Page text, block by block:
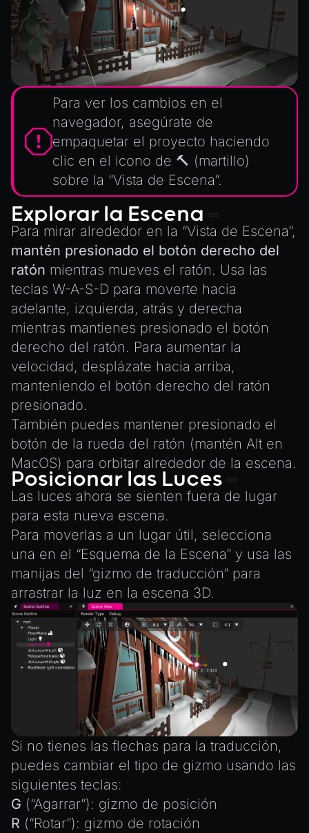
Para ver los cambios en el
navegador, asegúrate de
empaquetar el proyecto haciendo
clic en el icono de 🔨 (martillo)
sobre la “Vista de Escena”.
Explorar la Escena
Para mirar alrededor en la “Vista de Escena”,
mantén presionado el botón derecho del
ratón mientras mueves el ratón. Usa las
teclas W-A-S-D para moverte hacia
adelante, izquierda, atrás y derecha
mientras mantienes presionado el botón
derecho del ratón. Para aumentar la
velocidad, desplázate hacia arriba,
manteniendo el botón derecho del ratón
presionado.
También puedes mantener presionado el
botón de la rueda del ratón (mantén Alt en
MacOS) para orbitar alrededor de la escena.
Posicionar las Luces
Las luces ahora se sienten fuera de lugar
para esta nueva escena.
Para moverlas a un lugar útil, selecciona
una en el “Esquema de la Escena” y usa las
manijas del “gizmo de traducción” para
arrastrar la luz en la escena 3D.
Si no tienes las flechas para la traducción,
puedes cambiar el tipo de gizmo usando las
siguientes teclas:
G (“Agarrar”): gizmo de posición
R (“Rotar”): gizmo de rotación